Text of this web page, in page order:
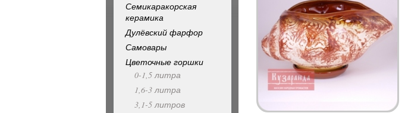
Семикаракорская
керамика
Дулёвский фарфор
Самовары
Цветочные горшки
0-1,5 литра
1,6-3 литра
3,1-5 литров